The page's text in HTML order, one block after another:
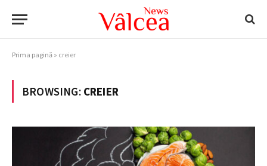
Prima pagină » creier
BROWSING: CREIER